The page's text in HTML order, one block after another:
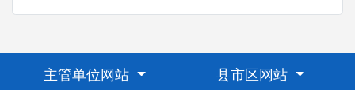
主管单位网站
县市区网站